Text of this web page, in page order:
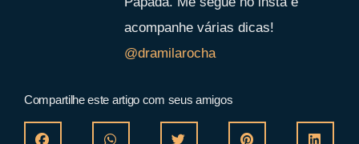
acompanhe várias dicas!
@dramilarocha
Compartilhe este artigo com seus amigos